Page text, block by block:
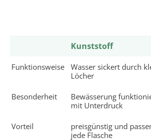
Kunststoff
Funktionsweise
Wasser sickert durch
Löcher
Besonderheit
Bewässerung
mit Unterdruck
Vorteil
preisgünstig und
jede Flasche